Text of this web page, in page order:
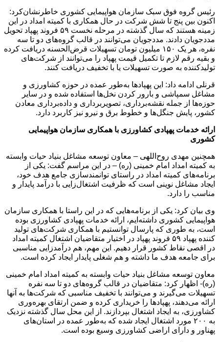
رئیس گروه فوق سبک سازمان هواپیمایی کشوری خاطرنشان‌کرد:
اکنون بین پنج تا شش شرکت در حال همکاری با کمیته امداد در این
زمینه هستند که سال گذشته در مرحله نخست ۵۹ فروند پهپاد تحویل
مددجویان دادند. مددجویان می‌توانند در قالب گروه‌های دو تا سه
نفره، هر یک ۱۵۰ میلیون تومان تسهیلات قرض‌الحسنه دریافت کرده
و بقیه رقم لازم تا تکمیل قیمت پهپاد را می‌توانند از شرکت‌های
تولیدکننده به صورت تسهیلات یا با تخفیف دریافت کنند.
قرنلی ادامه داد: این پهپادها به‌طور عمده در حوزه کشاورزی و
مشاغل سمپاشی و بارور کردن نخل‌ها استفاده شده و در سایر
حوزه‌ها از جمله نقشه‌برداری، تصویربرداری و داده‌برداری معادن
کشور، پایش جنگل‌ها و خطوط برق و نیرو نیز کاربرد دارد.
ارائه خدمات پهپادی کشاورزی با همکاری سازمان هواپیمایی
کشوری
همچنین مهدی روح‌اللهی – معاون توسعه مشاغل بنیاد حیات وابسته
به کمیته امداد امام خمینی (ره) – در این مراسم گفت: یکی از
برنامه‌های کمیته امداد در راستای توانمندسازی جامع هدف خود،
ایجاد مشاغل نوینی است که ظرفیت اشتغال‌زایی با درآمد پایدار و
مناسب را دارد.
وی بیان کرد: یکی از برنامه‌هایی که در این راستا با همکاری سازمان
هواپیمایی کشوری داشته‌ایم، ارائه خدمات پهپادی کشاورزی بوده
است، به طوری که پارسال توانستیم با همکاری شرکت‌های تولید
کننده پهپاد ۵۹ فروند پهپاد در اختیار متقاضیان اشتغال کمیته امداد
در اقصی نقاط کشور قرار دهیم. این مهم، هم درآمدزایی مناسبی
برای جامعه هدف ما داشته و هم شغلی پایدار ایجاد کرده است.
معاون توسعه مشاغل بنیاد حیات وابسته به کمیته امداد امام خمینی
(ره)- اظهار کرد: متقاضیان در قالب گروه‌های دو تا سه نفره
تسهیلات می‌گیرند و می‌توانند با تخفیف مناسبی که شرکت‌ها به آنها
ارائه می‌دهند، پهپادها را خریداری کرده و ضمن ارتقای بهره‌وری
کشاورزی، به ایجاد اشتغال بپردازند. از این محل سال گذشته نزدیک
به ۲۰۰ مورد اشتغال ایجاد شده که به‌طور عمده در استان‌های
پهناور و دارای اراضی کشاورزی وسیع بوده است.